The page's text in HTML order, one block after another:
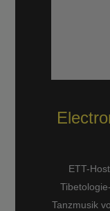
ETT-
Tanzmusik